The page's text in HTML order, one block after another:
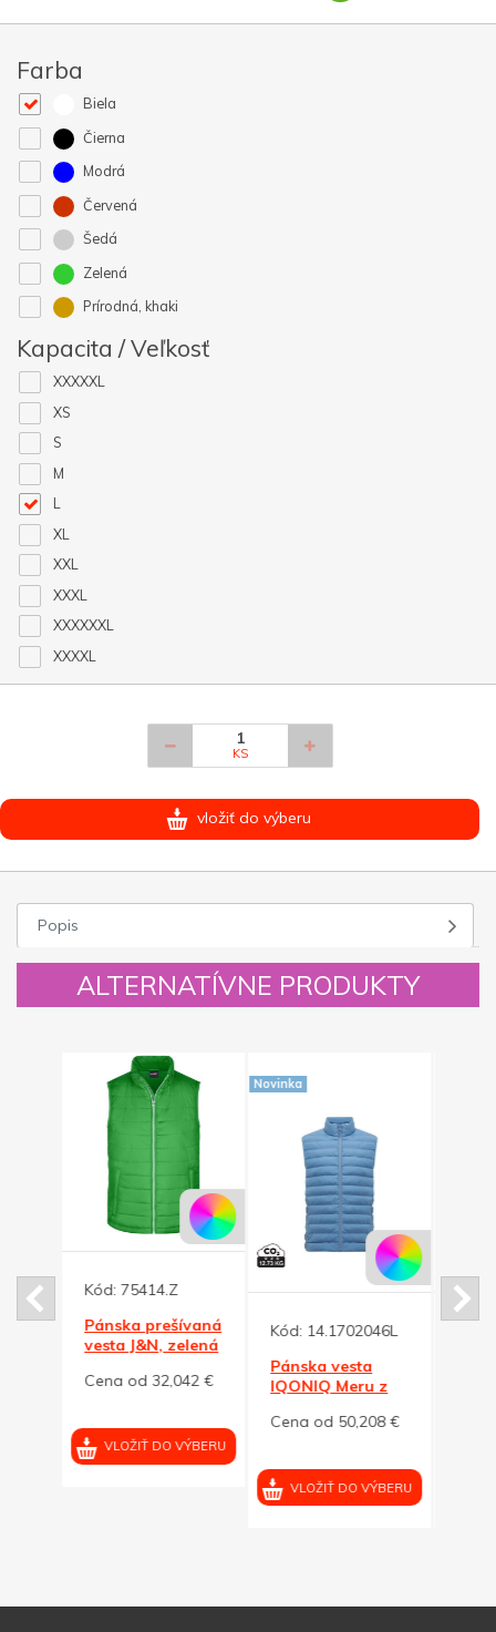
Farba
Biela
Čierna
Modrá
Červená
Šedá
Zelená
Prírodná, khaki
Kapacita / Veľkosť
XXXXXL
XS
S
M
L
XL
XXL
XXXL
XXXXXXL
XXXXL
KS
vložiť do výberu
Popis
ALTERNATÍVNE PRODUKTY
Kód: 75414.Z
Pánska prešívaná
vesta J&N, zelená
Cena od 32,042 €
VLOŽIŤ DO VÝBERU
Novinka
Kód: 14.1702046L
Pánska vesta
IQONIQ Meru z
svetlomodrá, L
Cena od 50,208 €
VLOŽIŤ DO VÝBERU